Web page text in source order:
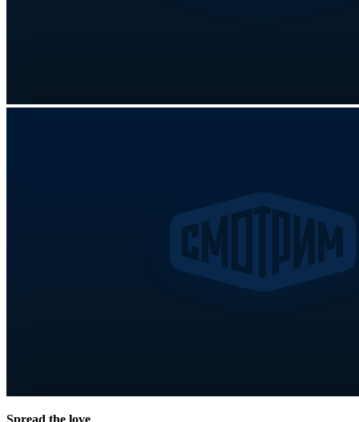
Spread the love